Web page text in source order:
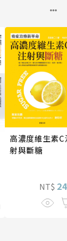
高濃度維生素C
射與斷糖
NT$